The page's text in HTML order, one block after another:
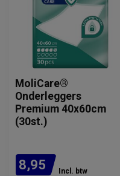
​MoliCare®
Onderleggers
Premium 40x60cm
(30st.)
8,95 Incl. btw